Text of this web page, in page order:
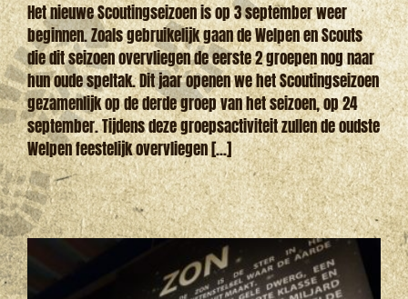
Het nieuwe Scoutingseizoen is op 3 september weer
beginnen. Zoals gebruikelijk gaan de Welpen en Scouts
die dit seizoen overvliegen de eerste 2 groepen nog naar
hun oude speltak. Dit jaar openen we het Scoutingseizoen
gezamenlijk op de derde groep van het seizoen, op 24
september. Tijdens deze groepsactiviteit zullen de oudste
Welpen feestelijk overvliegen [...]